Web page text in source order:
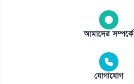
আমাদের সম্পর্কে
যোগাযোগ